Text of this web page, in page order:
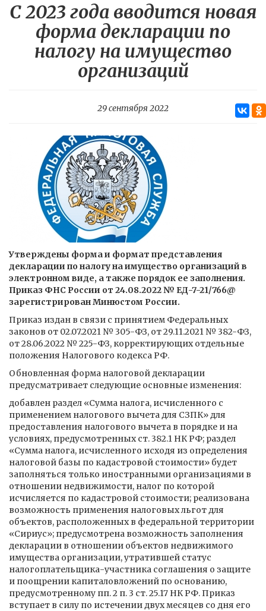
С 2023 года вводится новая
форма декларации по
налогу на имущество
организаций
29 сентября 2022
Утверждены форма и формат представления
декларации по налогу на имущество организаций в
электронном виде, а также порядок ее заполнения.
Приказ ФНС России от 24.08.2022 № ЕД-7-21/766@
зарегистрирован Минюстом России.
Приказ издан в связи с принятием Федеральных
законов от 02.07.2021 № 305-ФЗ, от 29.11.2021 № 382-ФЗ,
от 28.06.2022 № 225-ФЗ, корректирующих отдельные
положения Налогового кодекса РФ.
Обновленная форма налоговой декларации
предусматривает следующие основные изменения:
добавлен раздел «Сумма налога, исчисленного с
применением налогового вычета для СЗПК» для
предоставления налогового вычета в порядке и на
условиях, предусмотренных ст. 382.1 НК РФ; раздел
«Сумма налога, исчисленного исходя из определения
налоговой базы по кадастровой стоимости» будет
заполняться только иностранными организациями в
отношении недвижимости, налог по которой
исчисляется по кадастровой стоимости; реализована
возможность применения налоговых льгот для
объектов, расположенных в федеральной территории
«Сириус»; предусмотрена возможность заполнения
декларации в отношении объектов недвижимого
имущества организации, утратившей статус
налогоплательщика-участника соглашения о защите
и поощрении капиталовложений по основанию,
предусмотренному пп. 2 п. 3 ст. 25.17 НК РФ. Приказ
вступает в силу по истечении двух месяцев со дня его